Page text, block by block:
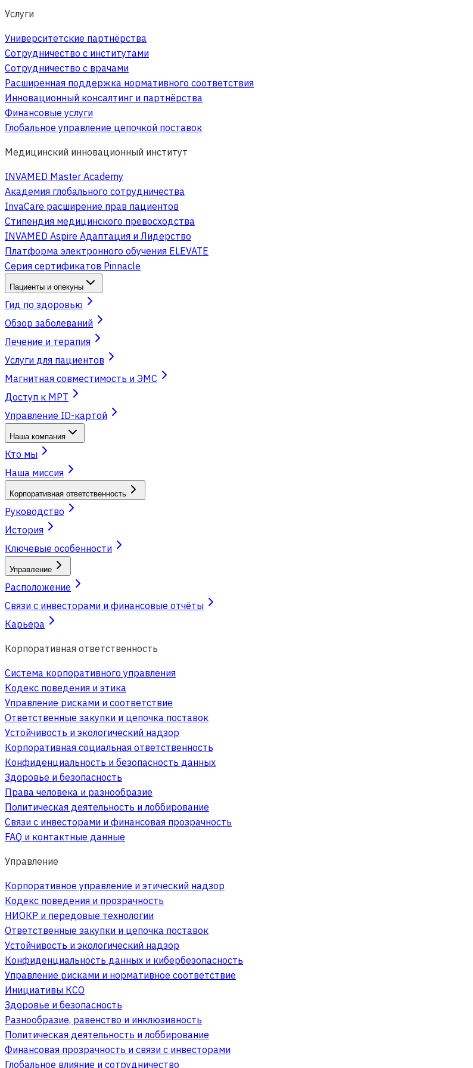
Услуги
Университетские партнёрства
Сотрудничество с институтами
Сотрудничество с врачами
Расширенная поддержка нормативного соответствия
Инновационный консалтинг и партнёрства
Финансовые услуги
Глобальное управление цепочкой поставок
Медицинский инновационный институт
INVAMED Master Academy
Академия глобального сотрудничества
InvaCare расширение прав пациентов
Стипендия медицинского превосходства
INVAMED Aspire Адаптация и Лидерство
Платформа электронного обучения ELEVATE
Серия сертификатов Pinnacle
Пациенты и опекуны
Гид по здоровью
Обзор заболеваний
Лечение и терапия
Услуги для пациентов
Магнитная совместимость и ЭМС
Доступ к МРТ
Управление ID-картой
Наша компания
Кто мы
Наша миссия
Корпоративная ответственность
Руководство
История
Ключевые особенности
Управление
Расположение
Связи с инвесторами и финансовые отчёты
Карьера
Корпоративная ответственность
Система корпоративного управления
Кодекс поведения и этика
Управление рисками и соответствие
Ответственные закупки и цепочка поставок
Устойчивость и экологический надзор
Корпоративная социальная ответственность
Конфиденциальность и безопасность данных
Здоровье и безопасность
Права человека и разнообразие
Политическая деятельность и лоббирование
Связи с инвесторами и финансовая прозрачность
FAQ и контактные данные
Управление
Корпоративное управление и этический надзор
Кодекс поведения и прозрачность
НИОКР и передовые технологии
Ответственные закупки и цепочка поставок
Устойчивость и экологический надзор
Конфиденциальность данных и кибербезопасность
Управление рисками и нормативное соответствие
Инициативы КСО
Здоровье и безопасность
Разнообразие, равенство и инклюзивность
Политическая деятельность и лоббирование
Финансовая прозрачность и связи с инвесторами
Глобальное влияние и сотрудничество